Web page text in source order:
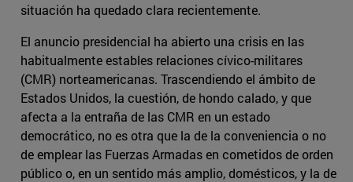
situación ha quedado clara recientemente.
El anuncio presidencial ha abierto una crisis en las
habitualmente estables relaciones cívico-militares
(CMR) norteamericanas. Trascendiendo el ámbito de
Estados Unidos, la cuestión, de hondo calado, y que
afecta a la entraña de las CMR en un estado
democrático, no es otra que la de la conveniencia o no
de emplear las Fuerzas Armadas en cometidos de orden
público o, en un sentido más amplio, domésticos, y la de